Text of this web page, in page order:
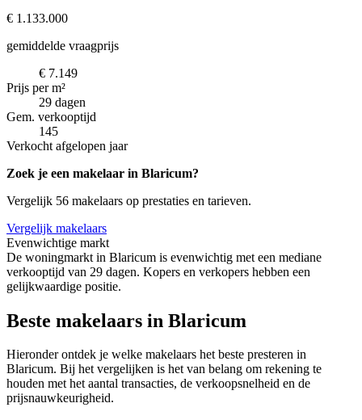
€ 1.133.000
gemiddelde vraagprijs
€ 7.149
Prijs per m²
29 dagen
Gem. verkooptijd
145
Verkocht afgelopen jaar
Zoek je een makelaar in Blaricum?
Vergelijk 56 makelaars op prestaties en tarieven.
Vergelijk makelaars
Evenwichtige markt
De woningmarkt in Blaricum is evenwichtig met een mediane
verkooptijd van 29 dagen. Kopers en verkopers hebben een
gelijkwaardige positie.
Beste makelaars in Blaricum
Hieronder ontdek je welke makelaars het beste presteren in
Blaricum. Bij het vergelijken is het van belang om rekening te
houden met het aantal transacties, de verkoopsnelheid en de
prijsnauwkeurigheid.